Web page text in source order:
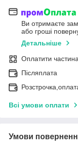
Ви отримаєте
або гроші
Детальніше
Оплатити
Післяплата
Всі умови оплати
Умови